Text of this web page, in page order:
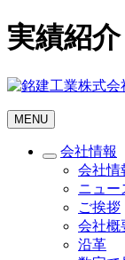
実績紹介
MENU
会社情報
会社情
ニュー
ご挨拶
会社概
沿革